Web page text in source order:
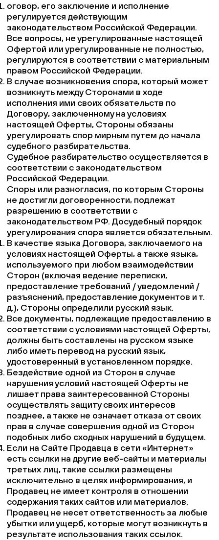
оговор, его заключение и исполнение
регулируется действующим
законодательством Российской Федерации.
Все вопросы, не урегулированные настоящей
Офертой или урегулированные не полностью,
регулируются в соответствии с материальным
правом Российской Федерации.
В случае возникновения спора, который может
возникнуть между Сторонами в ходе
исполнения ими своих обязательств по
Договору, заключенному на условиях
настоящей Оферты, Стороны обязаны
урегулировать спор мирным путем до начала
судебного разбирательства.
Судебное разбирательство осуществляется в
соответствии с законодательством
Российской Федерации.
Споры или разногласия, по которым Стороны
не достигли договоренности, подлежат
разрешению в соответствии с
законодательством РФ. Досудебный порядок
урегулирования спора является обязательным.
В качестве языка Договора, заключаемого на
условиях настоящей Оферты, а также языка,
используемого при любом взаимодействии
Сторон (включая ведение переписки,
предоставление требований / уведомлений /
разъяснений, предоставление документов и т.
д.), Стороны определили русский язык.
Все документы, подлежащие предоставлению в
соответствии с условиями настоящей Оферты,
должны быть составлены на русском языке
либо иметь перевод на русский язык,
удостоверенный в установленном порядке.
Бездействие одной из Сторон в случае
нарушения условий настоящей Оферты не
лишает права заинтересованной Стороны
осуществлять защиту своих интересов
позднее, а также не означает отказа от своих
прав в случае совершения одной из Сторон
подобных либо сходных нарушений в будущем.
Если на Сайте Продавца в сети «Интернет»
есть ссылки на другие веб-сайты и материалы
третьих лиц, такие ссылки размещены
исключительно в целях информирования, и
Продавец не имеет контроля в отношении
содержания таких сайтов или материалов.
Продавец не несет ответственность за любые
убытки или ущерб, которые могут возникнуть в
результате использования таких ссылок.